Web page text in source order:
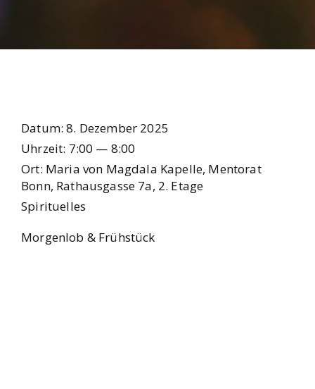
Datum:8. Dezem­ber 2025
Uhr­zeit: 7:00 — 8:00
Ort: Maria von Mag­da­la Kapel­le, Men­to­rat
Bonn, Rat­haus­gas­se 7a, 2. Eta­ge
Spi­ri­tu­el­les
Mor­gen­lob & Früh­stück